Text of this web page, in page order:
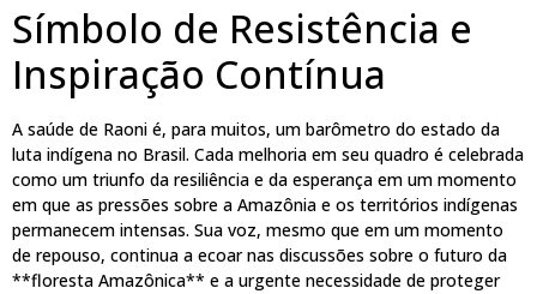
Símbolo de Resistência e
Inspiração Contínua
A saúde de Raoni é, para muitos, um barômetro do estado da
luta indígena no Brasil. Cada melhoria em seu quadro é celebrada
como um triunfo da resiliência e da esperança em um momento
em que as pressões sobre a Amazônia e os territórios indígenas
permanecem intensas. Sua voz, mesmo que em um momento
de repouso, continua a ecoar nas discussões sobre o futuro da
**floresta Amazônica** e a urgente necessidade de proteger